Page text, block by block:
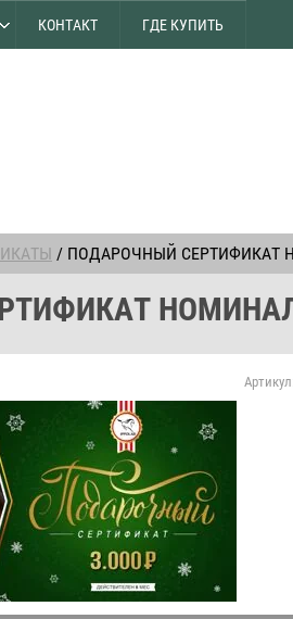
КОНТАКТ ГДЕ КУПИТЬ
/ ПОДАРОЧНЫЙ СЕРТИФИКАТ
Артикул: